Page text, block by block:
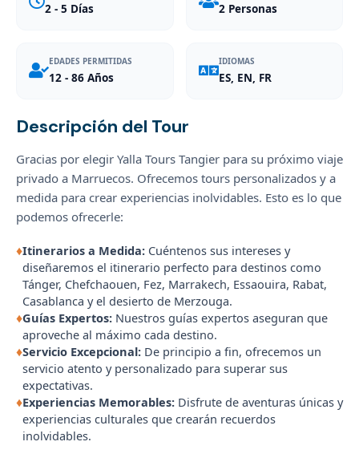
2 - 5 Días 2 Personas
EDADES PERMITIDAS
12 - 86 Años
IDIOMAS
ES, EN, FR
Descripción del Tour
Gracias por elegir Yalla Tours Tangier para su próximo viaje
privado a Marruecos. Ofrecemos tours personalizados y a
medida para crear experiencias inolvidables. Esto es lo que
podemos ofrecerle:
♦Itinerarios a Medida: Cuéntenos sus intereses y
diseñaremos el itinerario perfecto para destinos como
Tánger, Chefchaouen, Fez, Marrakech, Essaouira, Rabat,
Casablanca y el desierto de Merzouga.
♦Guías Expertos: Nuestros guías expertos aseguran que
aproveche al máximo cada destino.
♦Servicio Excepcional: De principio a fin, ofrecemos un
servicio atento y personalizado para superar sus
expectativas.
♦Experiencias Memorables: Disfrute de aventuras únicas y
experiencias culturales que crearán recuerdos
inolvidables.